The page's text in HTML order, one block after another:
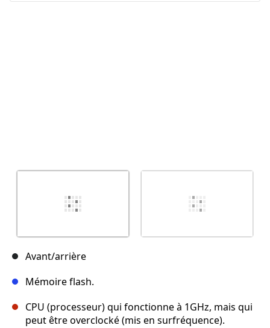
Avant/arrière
Mémoire flash.
CPU (processeur) qui fonctionne à 1GHz, mais qui
peut être overclocké (mis en surfréquence).